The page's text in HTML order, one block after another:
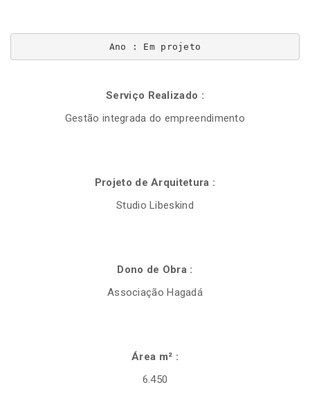
Ano : Em projeto
Serviço Realizado :
Gestão integrada do empreendimento
Projeto de Arquitetura :
Studio Libeskind
Dono de Obra :
Associação Hagadá
Área m² :
6.450